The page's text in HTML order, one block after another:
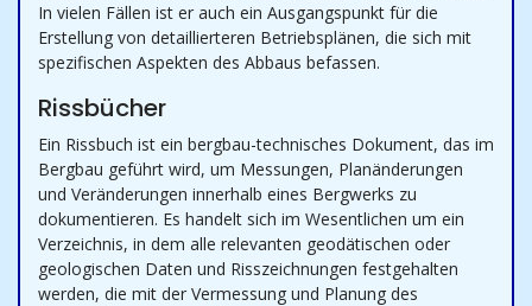
In vielen Fällen ist er auch ein Ausgangspunkt für die
Erstellung von detaillierteren Betriebsplänen, die sich mit
spezifischen Aspekten des Abbaus befassen.
Rissbücher
Ein Rissbuch ist ein bergbau-technisches Dokument, das im
Bergbau geführt wird, um Messungen, Planänderungen
und Veränderungen innerhalb eines Bergwerks zu
dokumentieren. Es handelt sich im Wesentlichen um ein
Verzeichnis, in dem alle relevanten geodätischen oder
geologischen Daten und Risszeichnungen festgehalten
werden, die mit der Vermessung und Planung des